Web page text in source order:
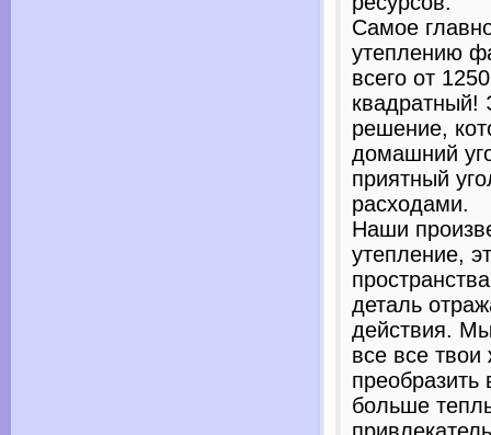
Самое
утеплению
всего от
квадратный!
решение,
домашний
приятный
расходами.
Наши
утепление,
деталь
действия.
все все
больше